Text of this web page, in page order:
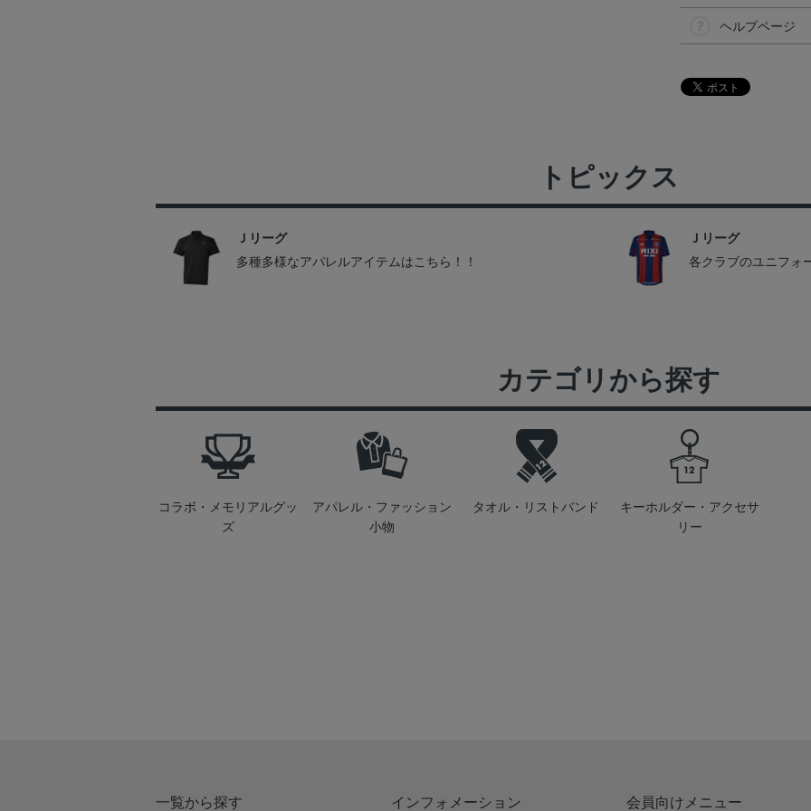
ヘルプページ
トピックス
Ｊリーグ
多種多様なアパレルアイテムはこちら！！
Ｊリーグ
各クラブのユニフォ
カテゴリから探す
コラボ・メモリアルグッ
ズ
アパレル・ファッション
小物
タオル・リストバンド
キーホルダー・アクセサ
リー
一覧から探す インフォメーション 会員向けメニュー